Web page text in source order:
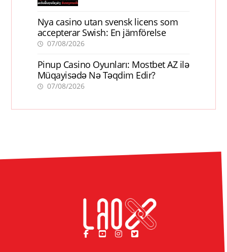
Nya casino utan svensk licens som
accepterar Swish: En jämförelse
07/08/2026
Pinup Casino Oyunları: Mostbet AZ ilə
Müqayisədə Nə Təqdim Edir?
07/08/2026